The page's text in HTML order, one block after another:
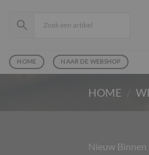
naar
HOME NAAR DE WEBSHOP
HOME
Nieuw Binnen